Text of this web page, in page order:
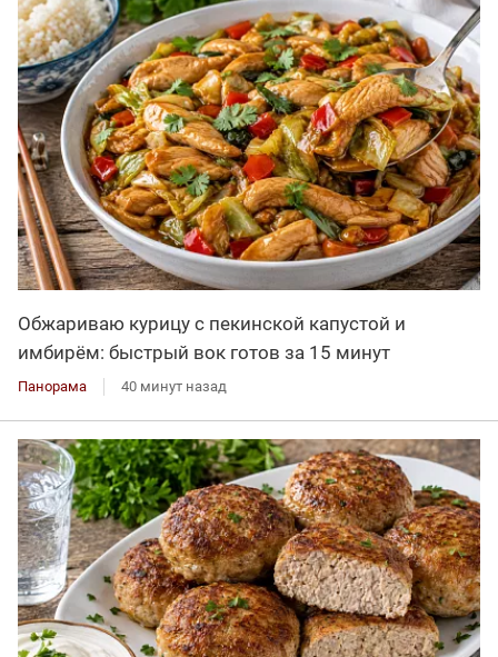
Обжариваю курицу с пекинской капустой и
имбирём: быстрый вок готов за 15 минут
Панорама 40 минут назад